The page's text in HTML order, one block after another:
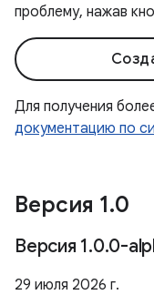
проблему, нажав
Для получения
документацию по
Версия 1.0
Версия 1.0.0-
29 июля 2026 г.